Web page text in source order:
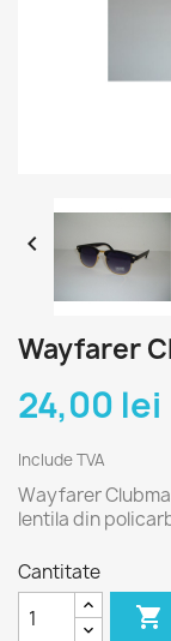

Wayfarer
24,00 lei
Include TVA
Wayfarer
lentila din
Cantitate
